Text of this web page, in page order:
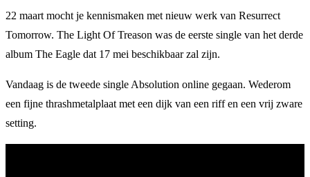
22 maart mocht je kennismaken met nieuw werk van Resurrect
Tomorrow. The Light Of Treason was de eerste single van het derde
album The Eagle dat 17 mei beschikbaar zal zijn.
Vandaag is de tweede single Absolution online gegaan. Wederom
een fijne thrashmetalplaat met een dijk van een riff en een vrij zware
setting.